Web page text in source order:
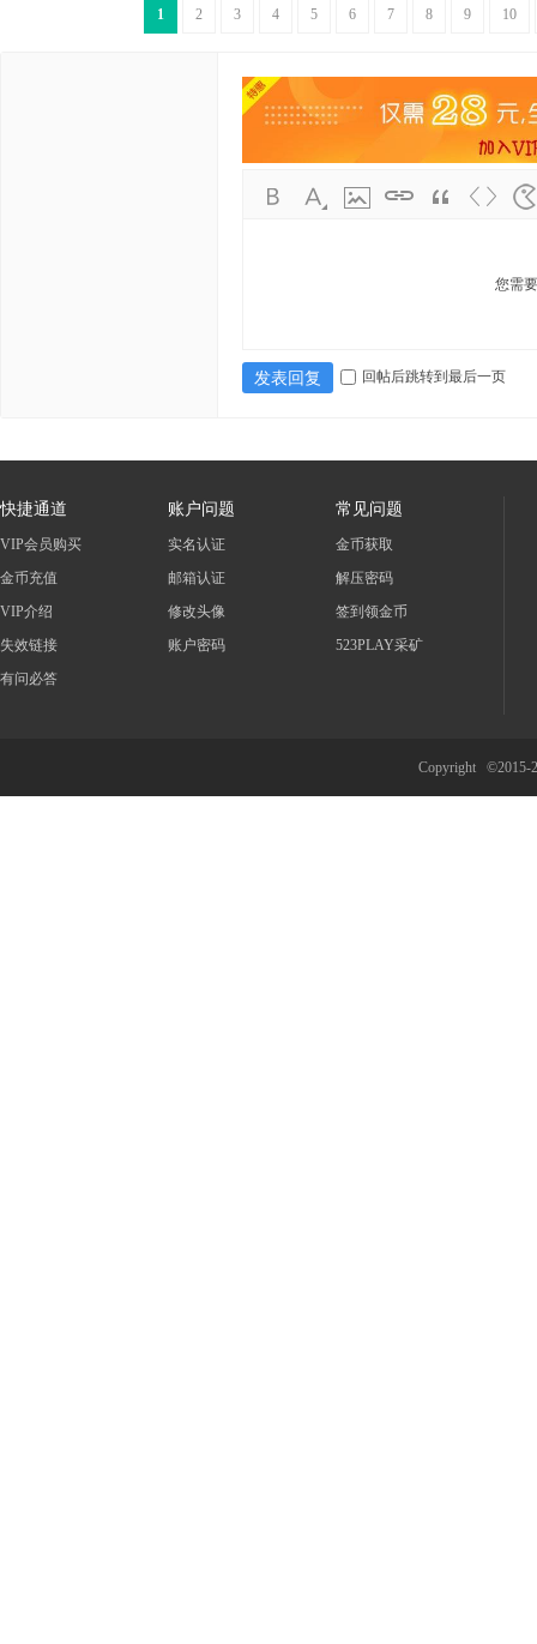
1 2 3 4 5 6 7 8 9 10
您需
发表回复 回帖后跳转到最后一页
快捷通道
VIP会员购买
金币充值
VIP介绍
失效链接
有问必答
账户问题
实名认证
邮箱认证
修改头像
账户密码
常见问题
金币获取
解压密码
签到领金币
523PLAY采矿
Copyright ©2015-